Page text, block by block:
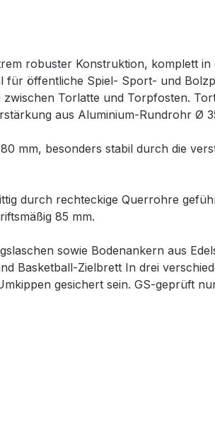
robuster Konstruktion, komplett in
öffentliche Spiel- Sport- und
Torlatte und Torpfosten.
aus Aluminium-Rundrohr Ø
mm, besonders stabil durch die
durch rechteckige Querrohre
85 mm.
sowie Bodenankern aus
Basketball-Zielbrett In drei
gesichert sein. GS-geprüft